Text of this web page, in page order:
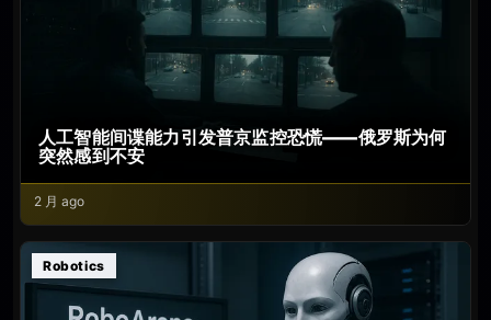
人工智能间谍能力引发普京监控恐慌——俄罗斯为何
突然感到不安
2 月 ago
Robotics